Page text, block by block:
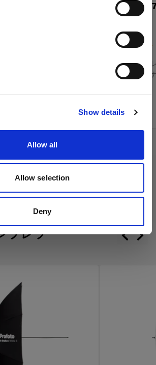
Show details
Allow all
Allow selection
Deny
サイトにアクセス
オクタ型 グリッド
マグナムリフ
ター、および
249,00 €
ブレラ